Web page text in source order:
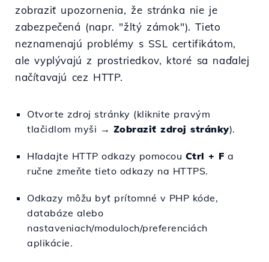
zobraziť upozornenia, že stránka nie je
zabezpečená (napr. "žltý zámok"). Tieto
neznamenajú problémy s SSL certifikátom,
ale vyplývajú z prostriedkov, ktoré sa naďalej
načítavajú cez HTTP.
Otvorte zdroj stránky (kliknite pravým
tlačidlom myši → Zobraziť zdroj stránky).
Hľadajte HTTP odkazy pomocou Ctrl + F a
ručne zmeňte tieto odkazy na HTTPS.
Odkazy môžu byť prítomné v PHP kóde,
databáze alebo
nastaveniach/moduloch/preferenciách
aplikácie.